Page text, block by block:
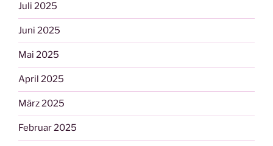
Juli 2025
Juni 2025
Mai 2025
April 2025
März 2025
Februar 2025